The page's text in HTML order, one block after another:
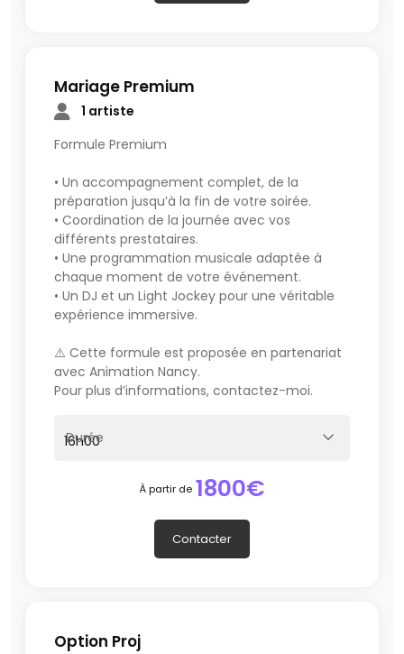
Mariage Premium
1 artiste
Formule Premium
• Un accompagnement complet, de la
préparation jusqu’à la fin de votre soirée.
• Coordination de la journée avec vos
différents prestataires.
• Une programmation musicale adaptée à
chaque moment de votre événement.
• Un DJ et un Light Jockey pour une véritable
expérience immersive.
⚠️ Cette formule est proposée en partenariat
avec Animation Nancy.
Pour plus d’informations, contactez-moi.
Durée
À partir de 1800€
Contacter
Option Proj